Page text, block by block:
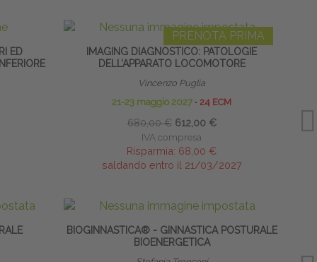
ED
PRENOTA PRIMA
IMAGING DIAGNOSTICO: PATOLOGIE
DELL’APPARATO LOCOMOTORE
Vincenzo Puglia
21-23 maggio 2027 ∙ 24 ECM
680,00 € 612,00 €
IVA compresa
Risparmia: 68,00 €
saldando entro il 21/03/2027
BIOGINNASTICA® - GINNASTICA POSTURALE
BIOENERGETICA